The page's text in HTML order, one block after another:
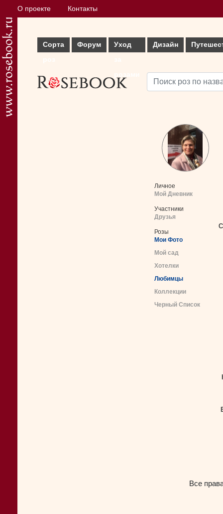
О проекте Контакты
Сорта
Форум
Уход
Дизайн
Личное
Мой Дневник
Участники
Друзья
Розы
Мои Фото
Мой сад
Хотелки
Любимцы
Коллекции
Черный Список
Все